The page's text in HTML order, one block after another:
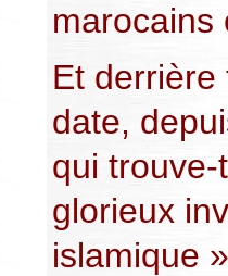
marocains
Et
date,
qui
glorieux
islamique